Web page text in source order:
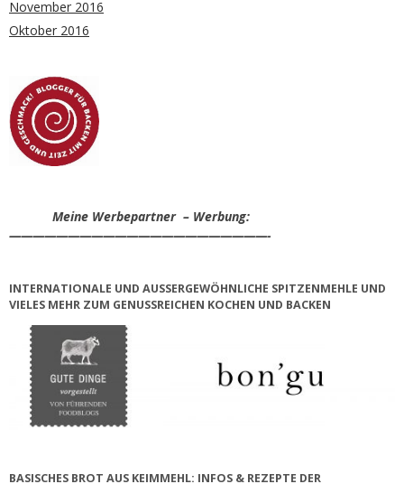
November 2016
Oktober 2016
Meine Werbepartner – Werbung:
——————————————————————-
INTERNATIONALE UND AUSSERGEWÖHNLICHE SPITZENMEHLE UND V
IELES MEHR ZUM GENUSSREICHEN KOCHEN UND BACKEN
BASISCHES BROT AUS KEIMMEHL: INFOS & REZEPTE DER